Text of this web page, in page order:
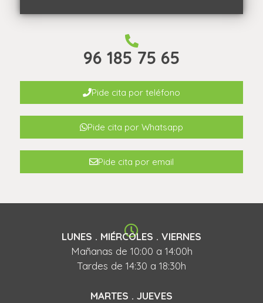
96 185 75 65
Pide cita por teléfono
Pide cita por Whatsapp
Pide cita por email
LUNES . MIÉRCOLES . VIERNES
Mañanas de 10:00 a 14:00h
Tardes de 14:30 a 18:30h
MARTES . JUEVES